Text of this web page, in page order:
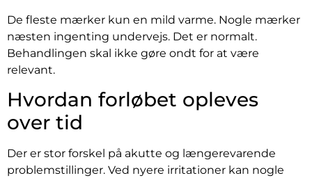
De fleste mærker kun en mild varme. Nogle mærker
næsten ingenting undervejs. Det er normalt.
Behandlingen skal ikke gøre ondt for at være
relevant.
Hvordan forløbet opleves
over tid
Der er stor forskel på akutte og længerevarende
problemstillinger. Ved nyere irritationer kan nogle